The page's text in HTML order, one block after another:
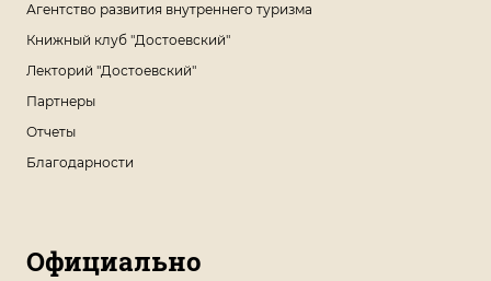
Агентство развития внутреннего туризма
Книжный клуб "Достоевский"
Лекторий "Достоевский"
Партнеры
Отчеты
Благодарности
Официально